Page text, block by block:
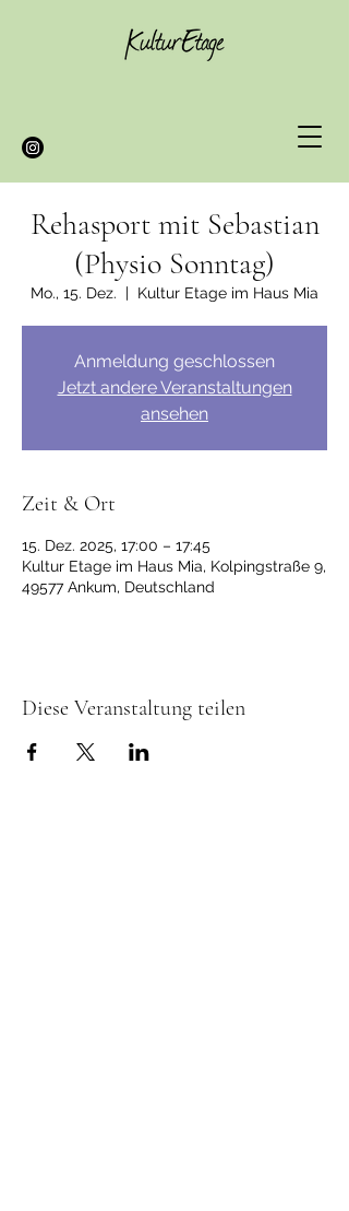
Rehasport mit Sebastian
(Physio Sonntag)
Mo., 15. Dez.
  |
Kultur Etage im Haus Mia
Anmeldung geschlossen
Jetzt andere Veranstaltungen
ansehen
Zeit & Ort
15. Dez. 2025, 17:00 – 17:45
Kultur Etage im Haus Mia, Kolpingstraße 9,
49577 Ankum, Deutschland
Diese Veranstaltung teilen